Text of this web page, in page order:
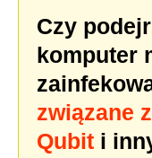
Czy
komputer
związane
Qubit i